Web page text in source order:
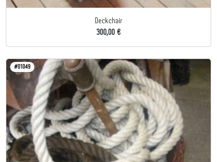
Deckchair
300,00 €
#01049